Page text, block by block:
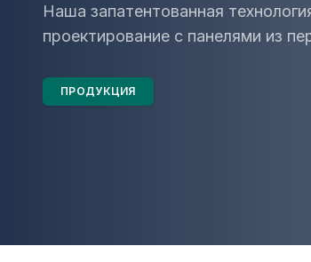
Наша запатентованная
проектирование с панелями из
ПРОДУКЦИЯ